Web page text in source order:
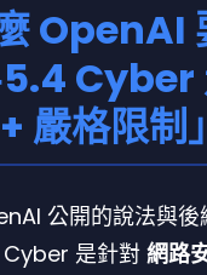
OpenAI
Cyber
嚴格限制
公開的說法與後
Cyber 是針對 網路